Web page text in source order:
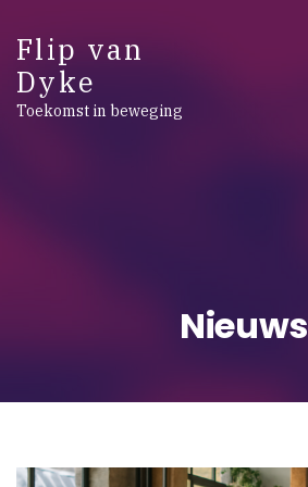
Flip van
Dyke
Toekomst in beweging
Nieuws